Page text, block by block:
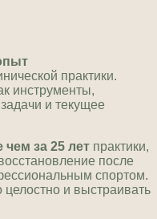
практики.
инструменты,
и текущее
чем за 25 лет практики,
после
спортом.
целостно и выстраивать